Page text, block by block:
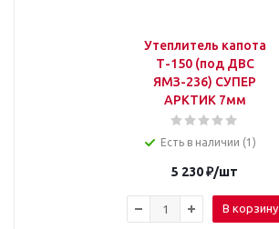
Утеплитель капота
Т-150 (под ДВС
ЯМЗ-236) СУПЕР
АРКТИК 7мм
Есть в наличии (1)
5 230₽/шт
В корзину